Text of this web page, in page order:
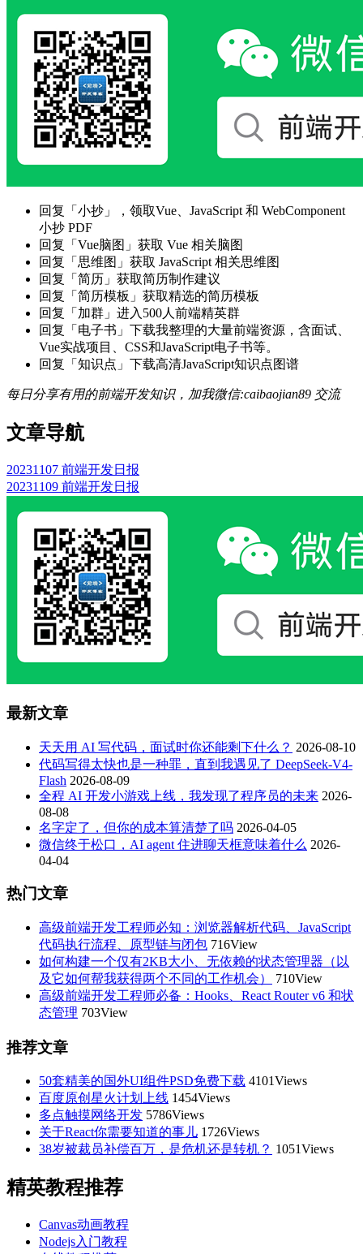
回复「小抄」，领取Vue、JavaScript 和 WebComponent
小抄 PDF
回复「Vue脑图」获取 Vue 相关脑图
回复「思维图」获取 JavaScript 相关思维图
回复「简历」获取简历制作建议
回复「简历模板」获取精选的简历模板
回复「加群」进入500人前端精英群
回复「电子书」下载我整理的大量前端资源，含面试、
Vue实战项目、CSS和JavaScript电子书等。
回复「知识点」下载高清JavaScript知识点图谱
每日分享有用的前端开发知识，加我微信:caibaojian89 交流
文章导航
20231107 前端开发日报
20231109 前端开发日报
最新文章
天天用 AI 写代码，面试时你还能剩下什么？ 2026-08-10
代码写得太快也是一种罪，直到我遇见了 DeepSeek-V4-
Flash 2026-08-09
全程 AI 开发小游戏上线，我发现了程序员的未来 2026-
08-08
名字定了，但你的成本算清楚了吗 2026-04-05
微信终于松口，AI agent 住进聊天框意味着什么 2026-
04-04
热门文章
高级前端开发工程师必知：浏览器解析代码、JavaScript
代码执行流程、原型链与闭包 716View
如何构建一个仅有2KB大小、无依赖的状态管理器（以
及它如何帮我获得两个不同的工作机会）
710View
高级前端开发工程师必备：Hooks、React Router v6 和状
态管理 703View
推荐文章
50套精美的国外UI组件PSD免费下载 4101Views
百度原创星火计划上线 1454Views
多点触摸网络开发 5786Views
关于React你需要知道的事儿 1726Views
38岁被裁员补偿百万，是危机还是转机？ 1051Views
精英教程推荐
Canvas动画教程
Nodejs入门教程